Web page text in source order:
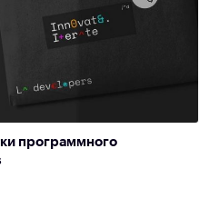
программного